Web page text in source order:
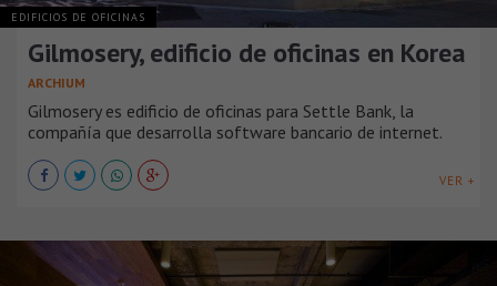
EDIFICIOS DE OFICINAS
Gilmosery, edificio de oficinas en Korea
ARCHIUM
Gilmosery es edificio de oficinas para Settle Bank, la
compañía que desarrolla software bancario de internet.
VER +